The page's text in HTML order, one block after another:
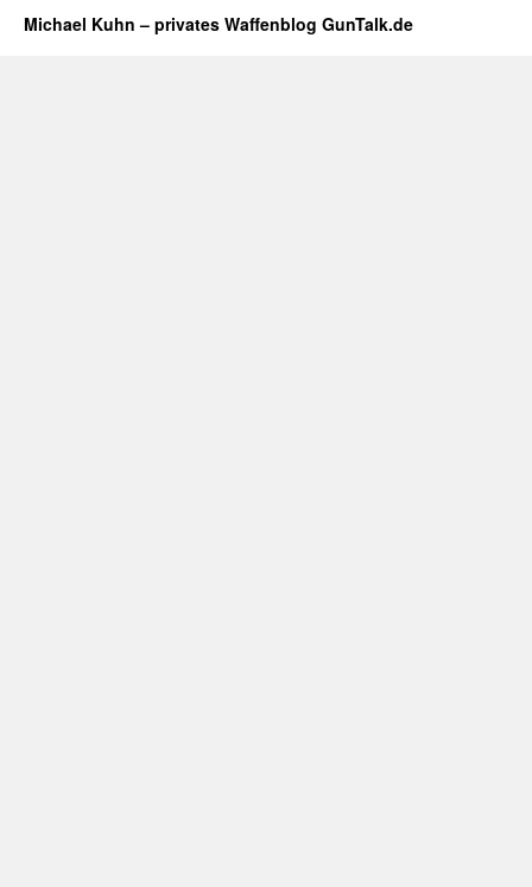
Michael Kuhn – privates Waffenblog GunTalk.de